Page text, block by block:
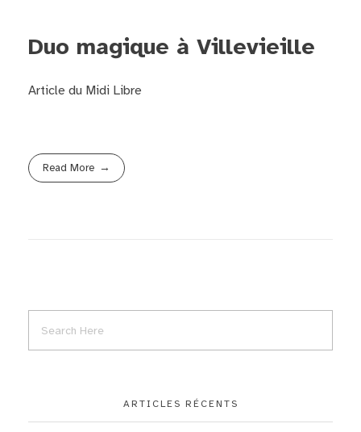
Duo magique à Villevieille
Article du Midi Libre
Read More
ARTICLES RÉCENTS